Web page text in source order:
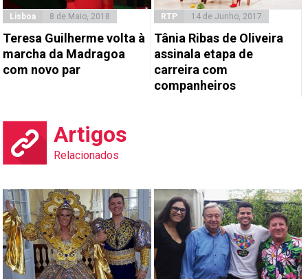
Lisboa 8 de Maio, 2018
Teresa Guilherme volta à
marcha da Madragoa
com novo par
RTP 14 de Junho, 2017
Tânia Ribas de Oliveira
assinala etapa de
carreira com
companheiros
Artigos
Relacionados